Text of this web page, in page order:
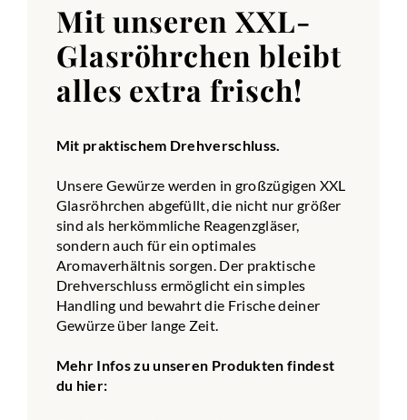
Mit unseren XXL-
Glasröhrchen bleibt
alles extra frisch!
Mit praktischem Drehverschluss.
Unsere Gewürze werden in großzügigen XXL
Glasröhrchen abgefüllt, die nicht nur größer
sind als herkömmliche Reagenzgläser,
sondern auch für ein optimales
Aromaverhältnis sorgen. Der praktische
Drehverschluss ermöglicht ein simples
Handling und bewahrt die Frische deiner
Gewürze über lange Zeit.
Mehr Infos zu unseren Produkten findest
du hier: